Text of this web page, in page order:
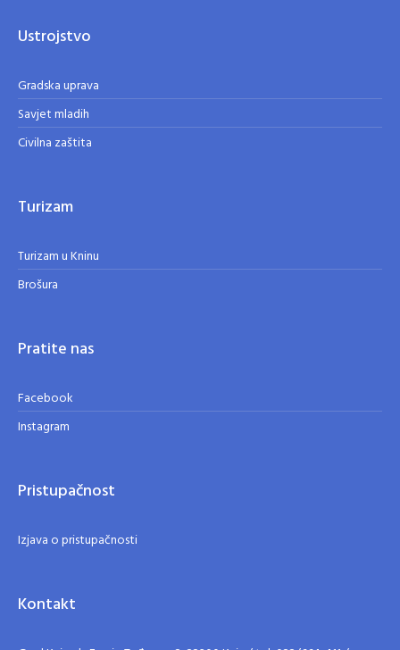
Ustrojstvo
Gradska uprava
Savjet mladih
Civilna zaštita
Turizam
Turizam u Kninu
Brošura
Pratite nas
Facebook
Instagram
Pristupačnost
Izjava o pristupačnosti
Kontakt